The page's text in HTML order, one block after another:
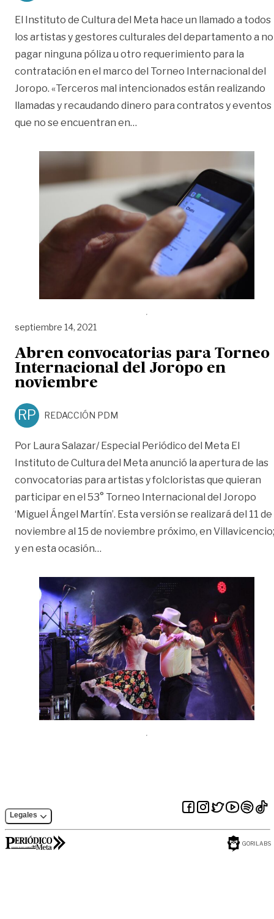
El Instituto de Cultura del Meta hace un llamado a todos
los artistas y gestores culturales del departamento a no
pagar ninguna póliza u otro requerimiento para la
contratación en el marco del Torneo Internacional del
Joropo. «Terceros mal intencionados están realizando
llamadas y recaudando dinero para contratos y eventos
que no se encuentran en…
septiembre 14, 2021
Abren convocatorias para Torneo
Internacional del Joropo en
noviembre
RP REDACCIÓN PDM
Por Laura Salazar/ Especial Periódico del Meta El
Instituto de Cultura del Meta anunció la apertura de las
convocatorias para artistas y folcloristas que quieran
participar en el 53° Torneo Internacional del Joropo
‘Miguel Ángel Martín’. Esta versión se realizará del 11 de
noviembre al 15 de noviembre próximo, en Villavicencio;
y en esta ocasión…
Legales
GORILABS